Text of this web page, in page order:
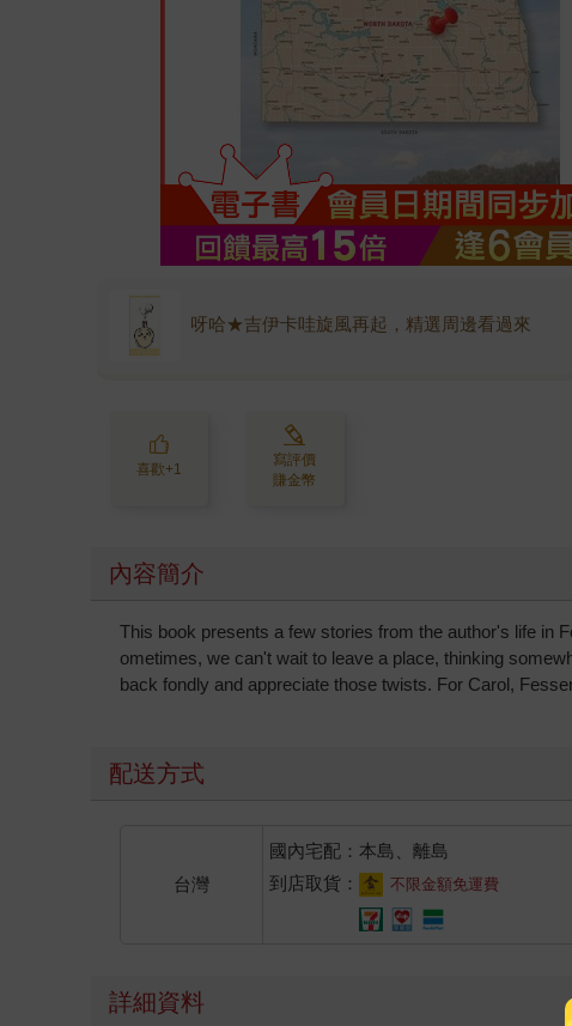
呀哈★吉伊卡哇旋風再起，精選周邊看過來
喜歡+1
寫評價
賺金幣
內容簡介
This book presents a few stories from the author's life in
ometimes, we can't wait to leave a place, thinking
back fondly and appreciate those twists. For Carol,
配送方式
台灣
國內宅配：本島、離島
到店取貨：
不限金額免運費
詳細資料